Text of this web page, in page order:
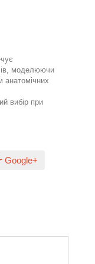
моделюючи
анатомічних
вибір при
Google+